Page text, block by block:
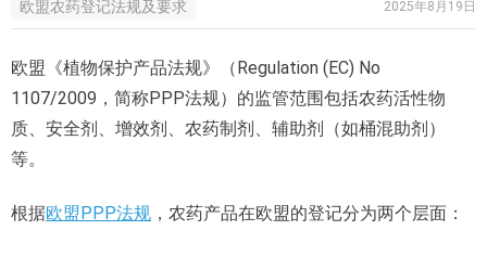
欧盟农药登记法规及要求 2025年8月19日
欧盟《植物保护产品法规》（Regulation (EC) No
1107/2009，简称PPP法规）的监管范围包括农药活性物
质、安全剂、增效剂、农药制剂、辅助剂（如桶混助剂）
等。
根据欧盟PPP法规 ，农药产品在欧盟的登记分为两个层面：